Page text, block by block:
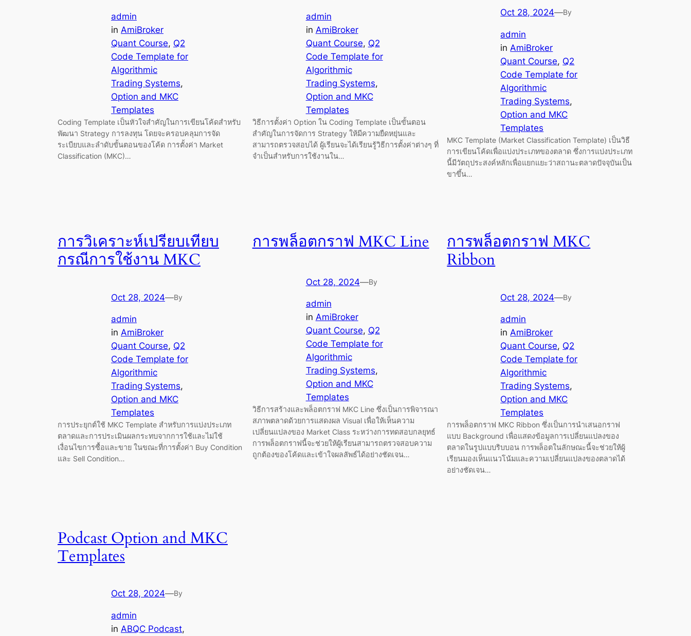
admin
in AmiBroker
Quant Course, Q2
Code Template for
Algorithmic
Trading Systems
Option and MKC
Templates
Coding Template เป็นหัวใจสำคัญในการเขียนโค้ดสำหรับ
พัฒนา Strategy การลงทุน โดยจะครอบคลุมการจัด
ระเบียบและลำดับขั้นตอนของโค้ด การตั้งค่า Market
Classification (MKC)…
admin
in AmiBroker
Quant Course, Q2
Code Template for
Algorithmic
Trading Systems
Option and MKC
Templates
วิธีการตั้งค่า Option ใน Coding Template เป็นขั้นตอน
สำคัญในการจัดการ Strategy ให้มีความยืดหยุ่นและ
สามารถตรวจสอบได้ ผู้เรียนจะได้เรียนรู้วิธีการตั้งค่าต่างๆ ที่
จำเป็นสำหรับการใช้งานใน…
Oct 28, 2024—By
admin
in AmiBroker
Quant Course, Q2
Code Template for
Algorithmic
Trading Systems
Option and MKC
Templates
MKC Template (Market Classification Template) เป็นวิธี
การเขียนโค้ดเพื่อแบ่งประเภทของตลาด ซึ่งการแบ่งประเภท
นี้มีวัตถุประสงค์หลักเพื่อแยกแยะว่าสถานะตลาดปัจจุบันเป็น
ขาขึ้น…
การวิเคราะห์เปรียบเทียบ
กรณีการใช้งาน MKC
Oct 28, 2024—By
admin
in AmiBroker
Quant Course, Q2
Code Template for
Algorithmic
Trading Systems
Option and MKC
Templates
การประยุกต์ใช้ MKC Template สำหรับการแบ่งประเภท
ตลาดและการประเมินผลกระทบจากการใช้และไม่ใช้
เงื่อนไขการซื้อและขาย ในขณะที่การตั้งค่า Buy Condition
และ Sell Condition…
การพล็อตกราฟ MKC Line
Oct 28, 2024—By
admin
in AmiBroker
Quant Course, Q2
Code Template for
Algorithmic
Trading Systems
Option and MKC
Templates
วิธีการสร้างและพล็อตกราฟ MKC Line ซึ่งเป็นการพิจารณา
สภาพตลาดด้วยการแสดงผล Visual เพื่อให้เห็นความ
เปลี่ยนแปลงของ Market Class ระหว่างการทดสอบกลยุทธ์
การพล็อตกราฟนี้จะช่วยให้ผู้เรียนสามารถตรวจสอบความ
ถูกต้องของโค้ดและเข้าใจผลลัพธ์ได้อย่างชัดเจน…
การพล็อตกราฟ MKC
Ribbon
Oct 28, 2024—By
admin
inAmiBroker
Quant Course, Q2
Code Template for
Algorithmic
Trading Systems
Option and MKC
Templates
การพล็อตกราฟ MKC Ribbon ซึ่งเป็นการนำเสนอกราฟ
แบบ Background เพื่อแสดงข้อมูลการเปลี่ยนแปลงของ
ตลาดในรูปแบบริบบอน การพล็อตในลักษณะนี้จะช่วยให้ผู้
เรียนมองเห็นแนวโน้มและความเปลี่ยนแปลงของตลาดได้
อย่างชัดเจน…
Podcast Option and MKC
Templates
Oct 28, 2024—By
admin
in ABQC Podcast